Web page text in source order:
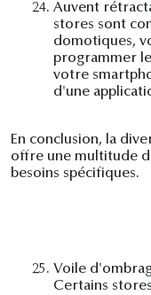
24. Auvent
stores sont
domotiques,
programmer
votre
d'une
En conclusion, la
offre une multitude
besoins spécifiques.
25. Voile
Certains